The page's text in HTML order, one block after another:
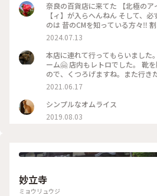
奈良の百貨店に来てた 【北極の
【ィ】が入らへんねん そして、
のは 昔のCMを知っている方々‼️
ん ※子供の頃は割り箸やと思いこ
2024.07.13
本店に連れて行ってもらいました
ーム🤗 店内もレトロでした。 靴
ので、くつろげますね。また行き
2021.06.17
シンプルなオムライス
2019.08.03
妙立寺
ミョウリュウジ